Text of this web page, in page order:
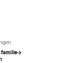
familie